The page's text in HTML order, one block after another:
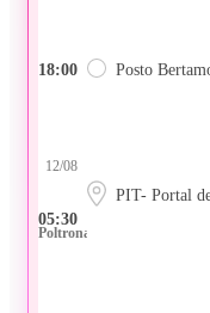
18:00 Posto
05:30
12/08
PIT- Portal
Poltrona